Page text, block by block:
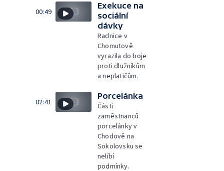
00:49
Exekuce na
sociální
dávky
Radnice v
Chomutově
vyrazila do boje
proti dlužníkům
a neplatičům.
02:41
Porcelánka
Části
zaměstnanců
porcelánky v
Chodově na
Sokolovsku se
nelíbí
podmínky.